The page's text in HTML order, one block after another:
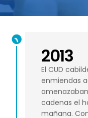
2013
El CUD
enmiendas
cadenas el
mañana.